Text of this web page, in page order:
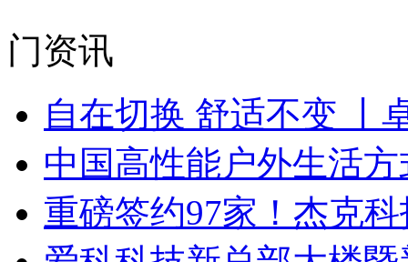
门资讯
自在切换 舒适不变 丨
中国高性能户外生活
重磅签约97家！杰克